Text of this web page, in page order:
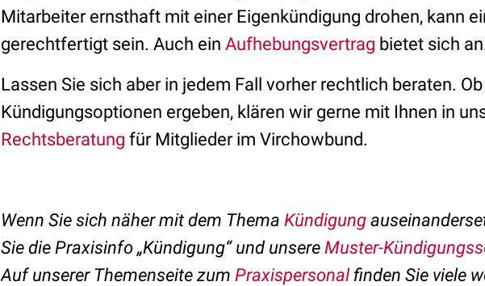
Mitarbeiter ernsthaft mit einer Eigenkündigung drohen, kann
gerechtfertigt sein. Auch ein Aufhebungsvertrag bietet sich
Lassen Sie sich aber in jedem Fall vorher rechtlich beraten.
Kündigungsoptionen ergeben, klären wir gerne mit Ihnen in
Rechtsberatung für Mitglieder im Virchowbund.
Wenn Sie sich näher mit dem Thema Kündigung
Sie die Praxisinfo „Kündigung“und unsere Muster-
Auf unserer Themenseite zum Praxispersonalfinden Sie viele